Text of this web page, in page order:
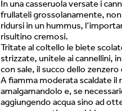
In una casseruola versate i
frullateli grossolanamente,
ridursi in un hummus,
risultino cremosi.
Tritate al coltello le biete
strizzate, unitele ai cannellini,
con sale, il succo dello zenzero
A fiamma moderata scaldate il
amalgamandolo e, se
aggiungendo acqua sino ad